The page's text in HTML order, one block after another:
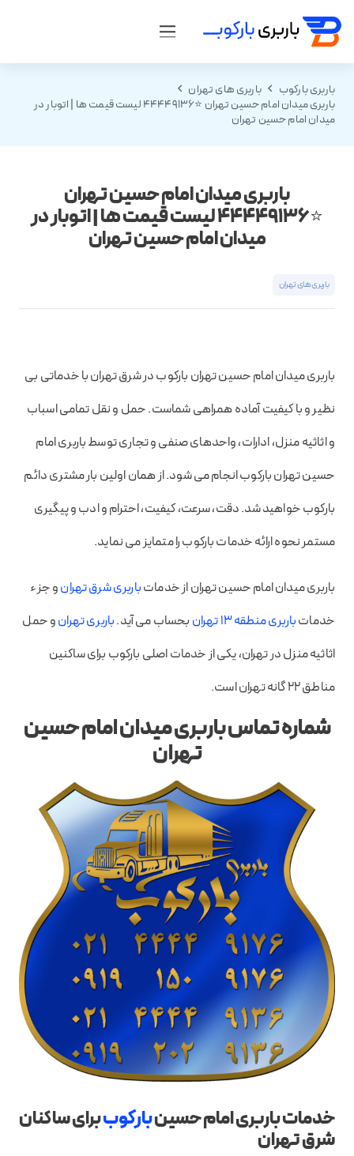
باربری بارکوب
باربری های تهران
باربری میدان امام حسین تهران ⭐️44449136 لیست قیمت ها | اتوبار در
میدان امام حسین تهران
باربری میدان امام حسین تهران
⭐️44449136 لیست قیمت ها | اتوبار در
میدان امام حسین تهران
باربری های تهران
باربری میدان امام حسین تهران بارکوب در شرق تهران با خدماتی بی
نظیر و با کیفیت آماده همراهی شماست. حمل و نقل تمامی اسباب
و اثاثیه منزل، ادارات، واحدهای صنفی و تجاری توسط باربری امام
حسین تهران بارکوب انجام می شود. از همان اولین بار مشتری دائم
بارکوب خواهید شد. دقت، سرعت، کیفیت، احترام و ادب و پیگیری
مستمر نحوه ارائه خدمات بارکوب را متمایز می نماید.
باربری میدان امام حسین تهران از خدماتباربری شرق تهرانو جزء
خدماتباربری منطقه 13 تهران بحساب می آید.باربری تهرانو حمل
اثاثیه منزل در تهران، یکی از خدمات اصلی بارکوب برای ساکنین
مناطق 22 گانه تهران است.
شماره تماس باربری میدان امام حسین
تهران
خدمات باربری امام حسینبارکوببرای ساکنان
شرق تهران